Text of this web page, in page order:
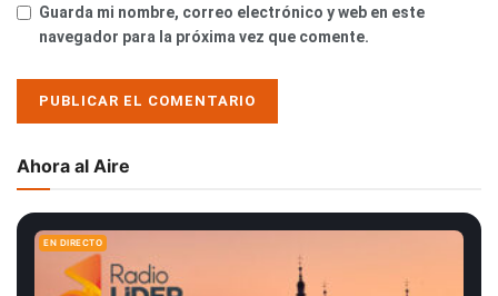
Guarda mi nombre, correo electrónico y web en este
navegador para la próxima vez que comente.
Ahora al Aire
EN DIRECTO